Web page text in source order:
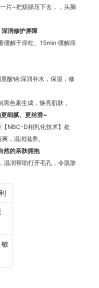
片~把烦躁压下去，，头脑
润修护屏障
缓解干痒红、15min 缓解痒
酸钠:深润补水，保湿，修
黑色素生成，焕亮肌肤，
细腻、更丝滑~
NBC-D相乳化技术】处
，温润滋养。
然的亲肤拥抱
温润帮助打开毛孔，令肌肤
敏